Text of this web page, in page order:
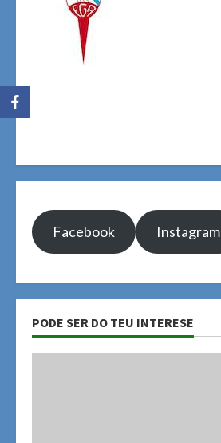
Facebook Instagram
PODE SER DO TEU INTERESE